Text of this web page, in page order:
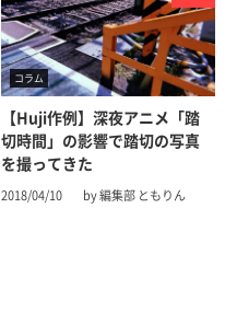
コラム
【Huji作例】深夜アニメ「踏
切時間」の影響で踏切の写真
を撮ってきた
2018/04/10 by 編集部 ともりん